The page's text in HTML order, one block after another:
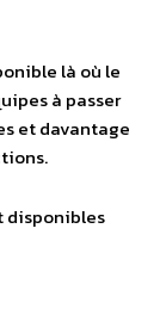
là où le
à passer
et davantage
disponibles